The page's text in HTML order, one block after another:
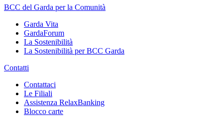
BCC del Garda per la Comunità
Garda Vita
GardaForum
La Sostenibilità
La Sostenibilità per BCC Garda
Contatti
Contattaci
Le Filiali
Assistenza RelaxBanking
Blocco carte